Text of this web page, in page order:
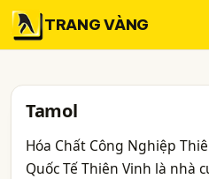
TRANG VÀNG
Tamol
Hóa Chất Công Nghiệp
Quốc Tế Thiên Vinh là nhà